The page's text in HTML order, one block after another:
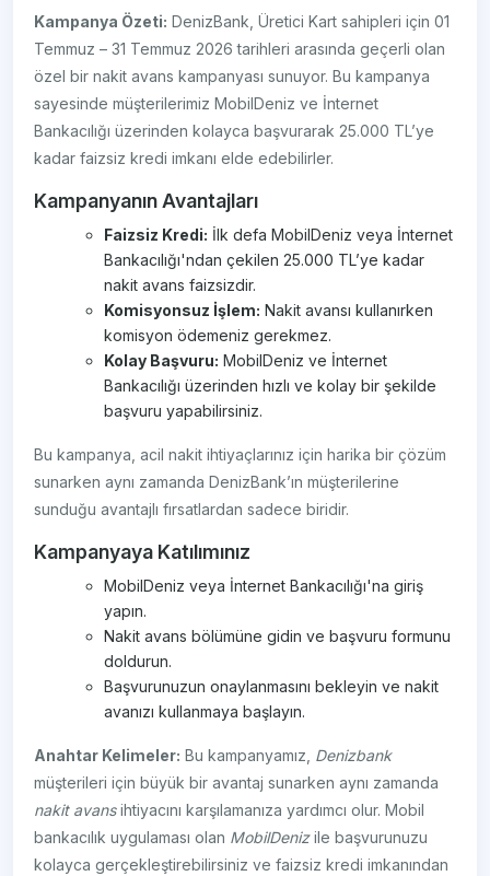
Kampanya Özeti: DenizBank, Üretici Kart sahipleri için 01
Temmuz – 31 Temmuz 2026 tarihleri arasında geçerli olan
özel bir nakit avans kampanyası sunuyor. Bu kampanya
sayesinde müşterilerimiz MobilDeniz ve İnternet
Bankacılığı üzerinden kolayca başvurarak 25.000 TL’ye
kadar faizsiz kredi imkanı elde edebilirler.
Kampanyanın Avantajları
Faizsiz Kredi: İlk defa MobilDeniz veya İnternet
Bankacılığı'ndan çekilen 25.000 TL’ye kadar
nakit avans faizsizdir.
Komisyonsuz İşlem: Nakit avansı kullanırken
komisyon ödemeniz gerekmez.
Kolay Başvuru: MobilDeniz ve İnternet
Bankacılığı üzerinden hızlı ve kolay bir şekilde
başvuru yapabilirsiniz.
Bu kampanya, acil nakit ihtiyaçlarınız için harika bir çözüm
sunarken aynı zamanda DenizBank’ın müşterilerine
sunduğu avantajlı fırsatlardan sadece biridir.
Kampanyaya Katılımınız
MobilDeniz veya İnternet Bankacılığı'na giriş
yapın.
Nakit avans bölümüne gidin ve başvuru formunu
doldurun.
Başvurunuzun onaylanmasını bekleyin ve nakit
avanızı kullanmaya başlayın.
Anahtar Kelimeler: Bu kampanyamız, Denizbank
müşterileri için büyük bir avantaj sunarken aynı zamanda
nakit avansihtiyacını karşılamanıza yardımcı olur. Mobil
bankacılık uygulaması olan MobilDenizile başvurunuzu
kolayca gerçekleştirebilirsiniz ve faizsiz kredi imkanından